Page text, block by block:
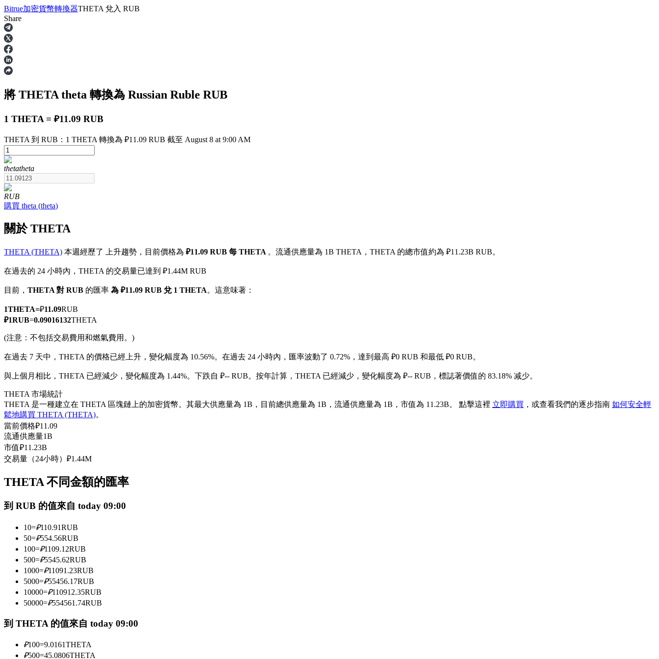
合約
USDT永續
多種以USDT結算的永續合約
幣本位永續
以數字貨幣為保證金的永續合約
USDC永續
跟單
與頂尖交易專家同行
Bitrue加密貨幣轉換器THETA 兌入 RUB
Share
將 THETA theta 轉換為 Russian Ruble RUB
1 THETA = ₽11.09 RUB
THETA 到 RUB：1 THETA 轉換為 ₽11.09 RUB 截至 August 8 at 9:00 AM
thetatheta
RUB
購買 theta (theta)
關於 THETA
THETA (THETA) 本週經歷了 上升趨勢，目前價格為 ₽11.09 RUB 每 THETA 。流通供應量為 1B THETA，THETA 的總市值約為 ₽11.23B RUB。
在過去的 24 小時內，THETA 的交易量已達到 ₽1.44M RUB
目前， THETA 對 RUB 的匯率 為 ₽11.09 RUB 兌 1 THETA。這意味著：
1THETA=₽11.09RUB
₽1RUB=0.09016132THETA
(注意：不包括交易費用和燃氣費用。)
在過去 7 天中，THETA 的價格已經上升，變化幅度為 10.56%。 在過去 24 小時內，匯率波動了 0.72%，達到最高 ₽0 RUB 和最低 ₽0 RUB。
與上個月相比，THETA 已經減少，變化幅度為 1.44%。下跌自 ₽-- RUB。 按年計算，THETA 已經減少，變化幅度為 ₽-- RUB，標誌著價值的 83.18% 减少。
THETA 市場統計
THETA 是一種建立在 THETA 區塊鏈上的加密貨幣。其最大供應量為 1B，目前總供應量為 1B，流通供應量為 1B，市值為 11.23B。 點擊這裡 立即購買 ，或查看我們的逐步指南 如何安全輕
鬆地購買 THETA (THETA)。
當前價格₽11.09
流通供應量1B
市值₽11.23B
交易量（24小時） ₽1.44M
THETA 不同金額的匯率
到 RUB 的值來自 today 09:00
10=₽110.91RUB
50=₽554.56RUB
100=₽1109.12RUB
500=₽5545.62RUB
1000=₽11091.23RUB
5000=₽55456.17RUB
10000=₽110912.35RUB
50000=₽554561.74RUB
到 THETA 的值來自 today 09:00
₽100=9.0161THETA
₽500=45.0806THETA